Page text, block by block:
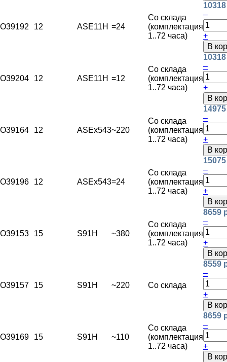
O39192 12 ASE11H =24
Со склада
(комплектация
1..72 часа)
–
+
В
O39204 12 ASE11H =12
Со склада
(комплектация
1..72 часа)
–
+
В
O39164 12 ASEx543~220
Со склада
(комплектация
1..72 часа)
–
+
В
O39196 12 ASEx543=24
Со склада
(комплектация
1..72 часа)
–
+
В
O39153 15 S91H ~380
Со склада
(комплектация
1..72 часа)
8659
–
+
В
O39157 15 S91H ~220 Со склада
8559
–
+
В
O39169 15 S91H ~110
Со склада
(комплектация
1..72 часа)
8659
–
+
В